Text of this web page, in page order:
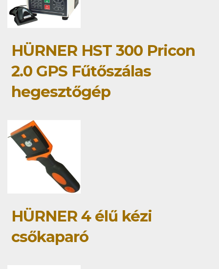
HÜRNER HST 300 Pricon
2.0 GPS Fűtőszálas
hegesztőgép
HÜRNER 4 élű kézi
csőkaparó